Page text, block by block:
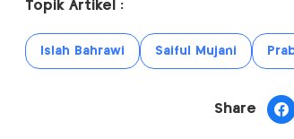
Topik Artikel :
Islah Bahrawi Saiful Mujani
Share